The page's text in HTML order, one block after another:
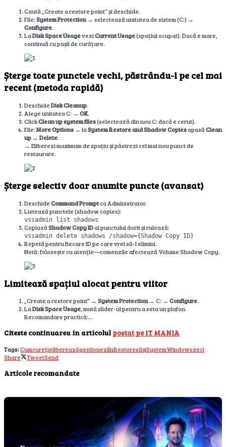
Caută „Create a restore point” și deschide.
File:System Protection→ selectează unitatea de sistem (C:) →
Configure.
LaDisk Space UsageveziCurrent Usage(spațiul ocupat). Dacă e mare,
continuă cu pașii de curățare.
Șterge toate punctele vechi, păstrându-l pe cel mai
recent (metoda rapidă)
DeschideDisk Cleanup.
Alege unitatea C: → OK.
ClickClean up system files(selectează din nou C: dacă e cerut).
File:More Options → laSystem Restore and Shadow CopiesapasăClean
up → Delete.
→ Eliberezi maximum de spațiu și păstrezi cel mai nou punct de
restaurare.
Șterge selectiv doar anumite puncte (avansat)
DeschideCommand Promptca Administrator.
Listează punctele (shadow copies):
vssadmin list shadows
CopiazăShadow Copy IDal punctului dorit și rulează:
vssadmin delete shadows /shadow={Shadow Copy ID}
Repetă pentru fiecare ID pe care vrei să-l elimini.
Notă: folosește cu atenție—comenzile afectează Volume Shadow Copy.
Limitează spațiul alocat pentru viitor
„Create a restore point” → System Protection→ C: → Configure.
LaDisk Space Usage, mută slider-ul pentru a seta un plafon.
Recomandare practică:…
Citeste continuarea in articolul postat pe IT MANIA
Tags:CumcurețielibereazăgestioneziînRestoresășiSystemWindowszeci
Share
TweetSend
Articole recomandate